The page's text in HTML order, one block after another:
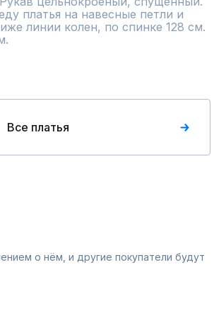
платья на навесные петли и
линии колен, по спинке 128 см.
Все платья
о нём, и другие покупатели будут